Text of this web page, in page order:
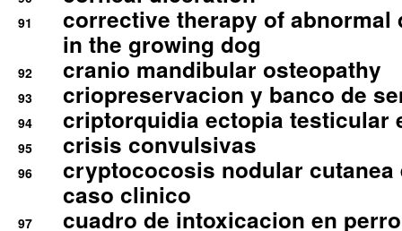
91
corrective therapy of abnormal
in the growing dog
92 cranio mandibular osteopathy
93 criopreservacion y banco de
94 criptorquidia ectopia testicular
95 crisis convulsivas
96
cryptococosis nodular cutanea
caso clinico
97
cuadro de intoxicacion en